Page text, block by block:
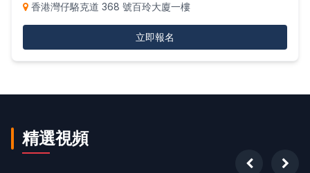
香港灣仔駱克道 368 號百玲大廈一樓
立即報名
精選視頻